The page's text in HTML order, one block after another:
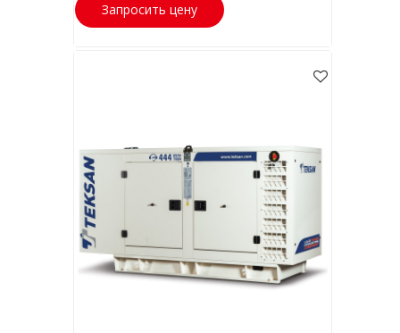
Запросить цену